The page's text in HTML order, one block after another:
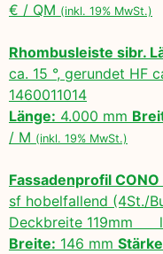
€ / QM (inkl. 19% MwSt.)
Rhombusleiste sibr.
ca. 15 °, gerundet
1460011014
Länge: 4.000 mm
/ M (inkl. 19% MwSt.)
Fassadenprofil
sf hobelfallend (4St./
Deckbreite 119mm
Breite: 146 mm